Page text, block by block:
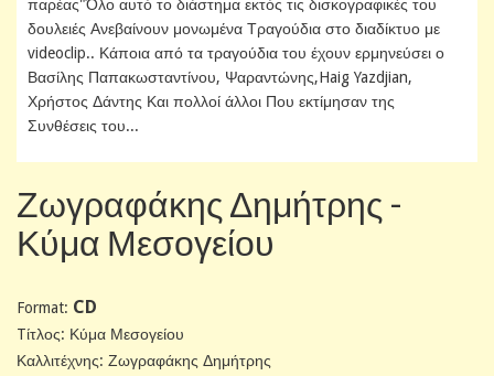
παρέας"Όλο αυτό το διάστημα εκτός τις δισκογραφικές του
δουλειές Ανεβαίνουν μονωμένα Τραγούδια στο διαδίκτυο με
videoclip.. Κάποια από τα τραγούδια του έχουν ερμηνεύσει ο
Βασίλης Παπακωσταντίνου, Ψαραντώνης,Haig Yazdjian,
Χρήστος Δάντης Και πολλοί άλλοι Που εκτίμησαν της
Συνθέσεις του...
Ζωγραφάκης Δημήτρης -
Κύμα Μεσογείου
Format: CD
Tίτλος: Κύμα Μεσογείου
Καλλιτέχνης: Ζωγραφάκης Δημήτρης